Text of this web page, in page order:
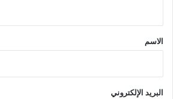
*
الاسم
البريد الإلكتروني